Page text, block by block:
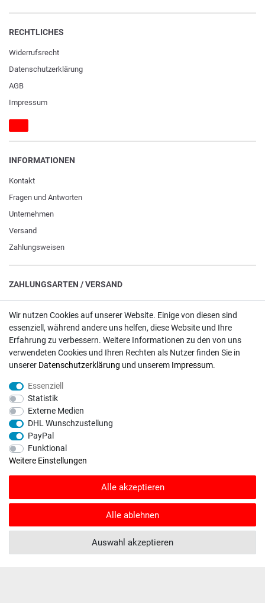
RECHTLICHES
Widerrufs­recht
Daten­schutz­erklärung
AGB
Impressum
INFORMATIONEN
Kontakt
Fragen und Antworten
Unternehmen
Versand
Zahlungsweisen
ZAHLUNGSARTEN / VERSAND
VISA / Mastercard
Vorkasse
DHL
Bei Fragen wenden Sie sich direkt an unser Service-Team.
Montag - Freitag, 09:00 - 18:00
info@rasentraktoren-motoren.de
Unser Unternehmen sammelt über den unabhängigen Dienstleister
Maßnahmen ein, um Bewertungen zu verifizieren.Informationen zur Echtheit
von Kundenbewertungen auf SHOPVOTE finden Sie hier.
Wir nutzen Cookies auf unserer Website. Einige von diesen sind
essenziell, während andere uns helfen, diese Website und Ihre
Erfahrung zu verbessern. Weitere Informationen zu den von uns
verwendeten Cookies und Ihren Rechten als Nutzer finden Sie in
unserer Daten­schutz­erklärung und unserem Impressum.
Essenziell
Statistik
Externe Medien
DHL Wunschzustellung
PayPal
Funktional
Weitere Einstellungen
Alle akzeptieren
Alle ablehnen
Auswahl akzeptieren